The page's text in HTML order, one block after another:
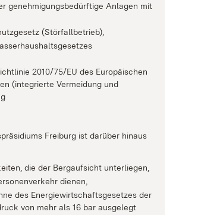
genehmigungsbedürftige Anlagen mit
(Störfallbetrieb),
2010/75/EU des Europäischen
(integrierte Vermeidung und
Freiburg ist darüber hinaus
die der Bergaufsicht unterliegen,
dienen,
des Energiewirtschaftsgesetzes der
von mehr als 16 bar ausgelegt